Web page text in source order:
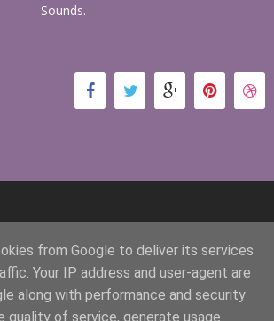
Sounds.
from Google to deliver its services
Your IP address and user-agent are
along with performance and security
quality of service, generate usage